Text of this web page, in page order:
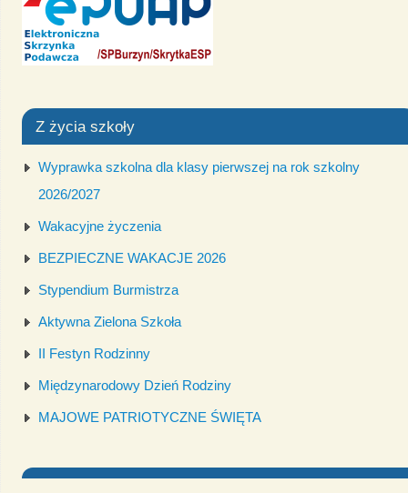
Z życia szkoły
Wyprawka szkolna dla klasy pierwszej na rok szkolny
2026/2027
Wakacyjne życzenia
BEZPIECZNE WAKACJE 2026
Stypendium Burmistrza
Aktywna Zielona Szkoła
II Festyn Rodzinny
Międzynarodowy Dzień Rodziny
MAJOWE PATRIOTYCZNE ŚWIĘTA